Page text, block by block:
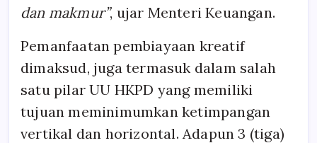
dan makmur”, ujar Menteri Keuangan.
Pemanfaatan pembiayaan kreatif
dimaksud, juga termasuk dalam salah
satu pilar UU HKPD yang memiliki
tujuan meminimumkan ketimpangan
vertikal dan horizontal. Adapun 3 (tiga)